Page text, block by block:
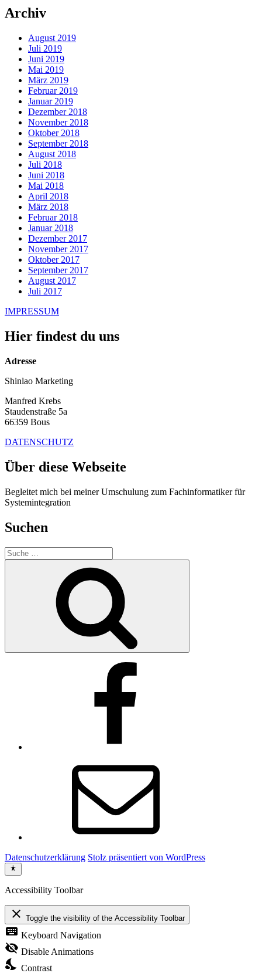
Archiv
August 2019
Juli 2019
Juni 2019
Mai 2019
März 2019
Februar 2019
Januar 2019
Dezember 2018
November 2018
Oktober 2018
September 2018
August 2018
Juli 2018
Juni 2018
Mai 2018
April 2018
März 2018
Februar 2018
Januar 2018
Dezember 2017
November 2017
Oktober 2017
September 2017
August 2017
Juli 2017
IMPRESSUM
Hier findest du uns
Adresse
Shinlao Marketing
Manfred Krebs
Staudenstraße 5a
66359 Bous
DATENSCHUTZ
Über diese Webseite
Begleitet mich bei meiner Umschulung zum Fachinformatiker für
Systemintegration
Suchen
Suche
nach:
Datenschutzerklärung Stolz präsentiert von WordPress
Accessibility Toolbar
close Toggle the visibility of the Accessibility Toolbar
keyboard Keyboard Navigation
visibility_off Disable Animations
nights_stay Contrast